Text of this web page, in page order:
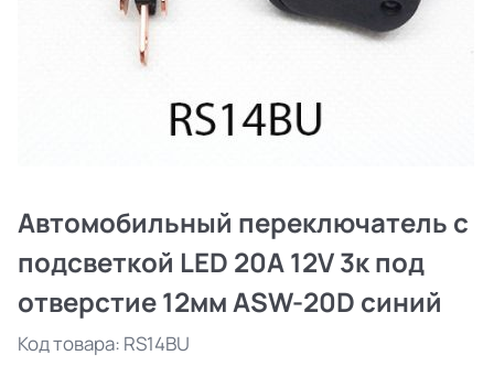
Автомобильный переключатель с
подсветкой LED 20A 12V 3к под
отверстие 12мм ASW-20D синий
Код товара: RS14BU